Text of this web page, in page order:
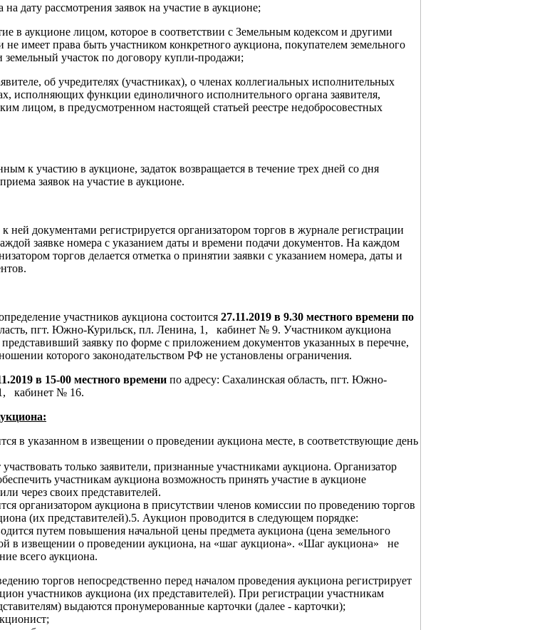
на дату рассмотрения заявок на участие в аукционе;
в аукционе лицом, которое в соответствии с Земельным кодексом и другими
имеет права быть участником конкретного аукциона, покупателем земельного
земельный участок по договору купли-продажи;
об учредителях (участниках), о членах коллегиальных исполнительных
исполняющих функции единоличного исполнительного органа заявителя,
лицом, в предусмотренном настоящей статьей реестре недобросовестных
к участию в аукционе, задаток возвращается в течение трех дней со дня
заявок на участие в аукционе.
ней документами регистрируется организатором торгов в журнале регистрации
заявке номера с указанием даты и времени подачи документов. На каждом
торгов делается отметка о принятии заявки с указанием номера, даты и
участников аукциона состоится 27.11.2019 в 9.30 местного времени по
пгт. Южно-Курильск, пл. Ленина, 1, кабинет № 9. Участником аукциона
представивший заявку по форме с приложением документов указанных в перечне,
которого законодательством РФ не установлены ограничения.
в 15-00 местного времени по адресу: Сахалинская область, пгт. Южно-
кабинет № 16.
в указанном в извещении о проведении аукциона месте, в соответствующие день
только заявители, признанные участниками аукциона. Организатор
участникам аукциона возможность принять участие в аукционе
через своих представителей.
организатором аукциона в присутствии членов комиссии по проведению торгов
(их представителей).5. Аукцион проводится в следующем порядке:
путем повышения начальной цены предмета аукциона (цена земельного
в извещении о проведении аукциона, на «шаг аукциона». «Шаг аукциона» не
всего аукциона.
торгов непосредственно перед началом проведения аукциона регистрирует
участников аукциона (их представителей). При регистрации участникам
выдаются пронумерованные карточки (далее - карточки);